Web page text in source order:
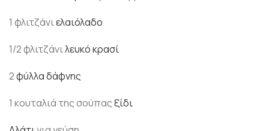
1 φλιτζάνιελαιόλαδο
1/2 φλιτζάνιλευκό κρασί
2φύλλαδάφνης
1 κουταλιά της σούπαςξίδι